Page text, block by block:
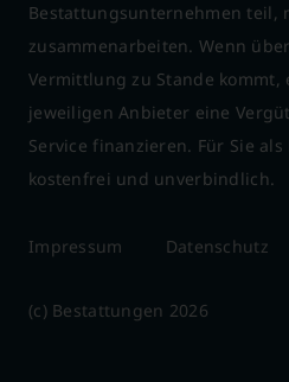
Bestattungsunternehmen teil,
zusammenarbeiten. Wenn
Vermittlung zu Stande kommt,
jeweiligen Anbieter eine
Service finanzieren. Für Sie
kostenfrei und unverbindlich.
Impressum Datenschutz
(c) Bestattungen 2026